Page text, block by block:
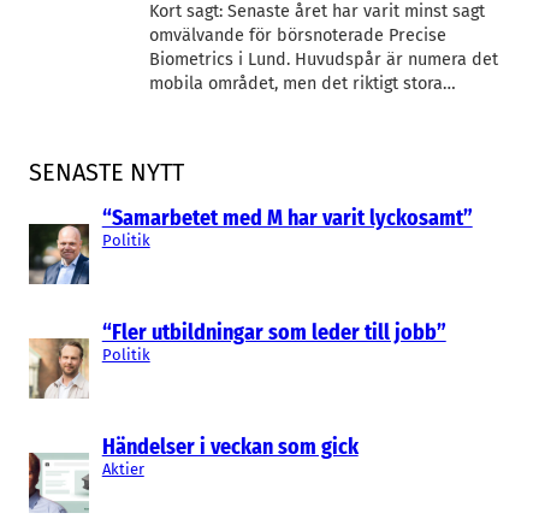
SENASTE NYTT
“Samarbetet med M har varit lyckosamt”
Politik
“Fler utbildningar som leder till jobb”
Politik
Händelser i veckan som gick
Aktier
Kort sagt: Senaste året har varit minst sagt
omvälvande för börsnoterade Precise
Biometrics i Lund. Huvudspår är numera det
mobila området, men det riktigt stora…